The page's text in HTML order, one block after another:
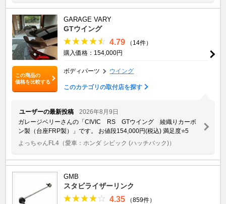
この商品の
価格を比較する
GARAGE VARY
GTウイング
4.79
（14件）
購入価格：154,000円
ボディパーツ ウイング
このカテゴリの取付店を探す
ユーザーの最新投稿
2026年8月9日
ガレージベリーさんの「CIVIC RS GTウイング 綾織りカーボ
ン製（台座FRP製）」です。 お値段154,000円(税込) 満足度⭐️5
よっちゃんFL4 （愛車：ホンダ シビック (ハッチバック)）
GMB
スタビライザーリンク
4.35 （859件）